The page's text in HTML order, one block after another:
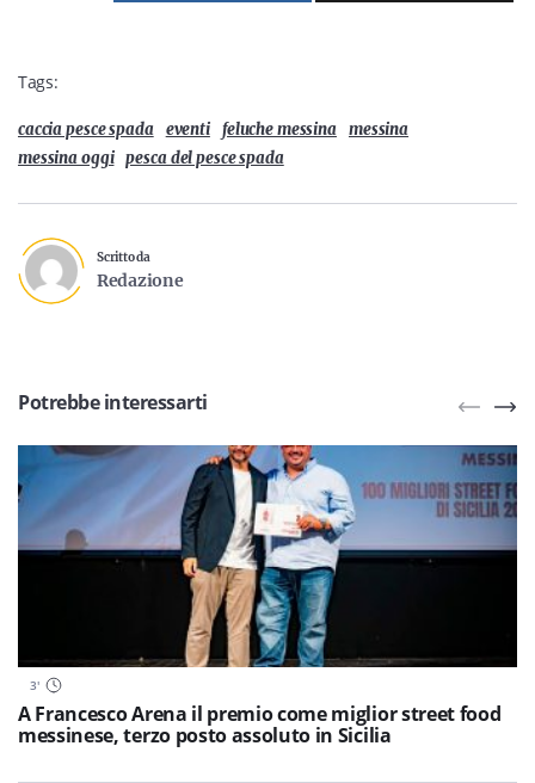
Tags:
caccia pesce spada eventi feluche messina messina
messina oggi pesca del pesce spada
Scritto da
Redazione
Potrebbe interessarti
3'
A Francesco Arena il premio come miglior street food
messinese, terzo posto assoluto in Sicilia